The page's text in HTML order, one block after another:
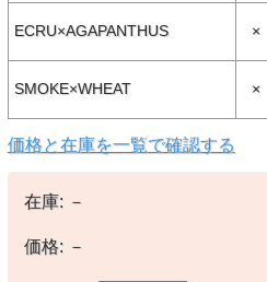
ECRU×AGAPANTHUS
×
SMOKE×WHEAT
×
価格と在庫を一覧で確認する
在庫: －
価格:－